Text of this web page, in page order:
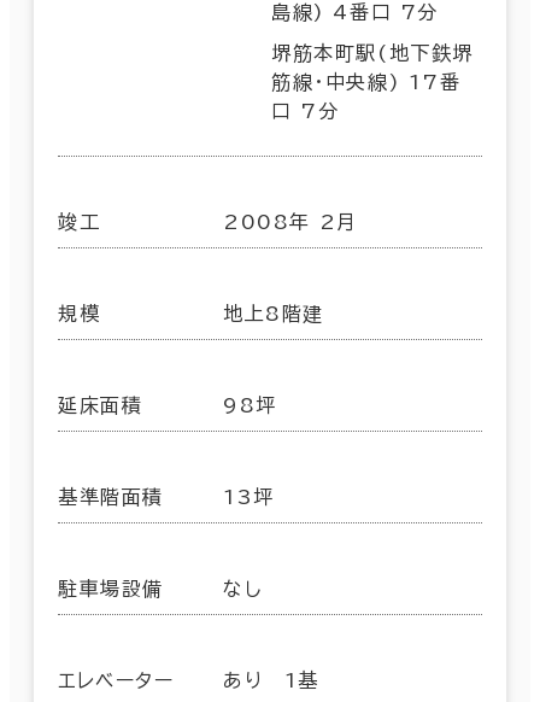
島線) 4番口 7分
堺筋本町駅(地下鉄堺
筋線･中央線) 17番
口 7分
竣工 2008年 2月
規模 地上8階建
延床面積 98坪
基準階面積 13坪
駐車場設備 なし
エレベーター あり 1基